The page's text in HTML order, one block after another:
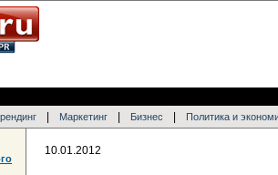
Маркетинг Бизнес Политика и
10.01.2012